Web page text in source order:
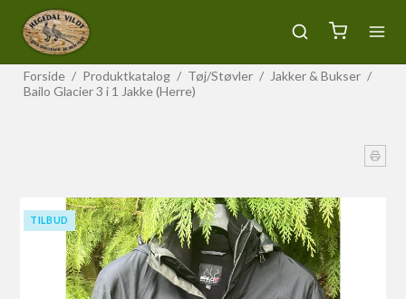
Forside / Produktkatalog / Tøj/Støvler / Jakker & Bukser /
Bailo Glacier 3 i 1 Jakke (Herre)
TILBUD